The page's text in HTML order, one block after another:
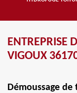
ENTREPRISE
VIGOUX
Démoussage